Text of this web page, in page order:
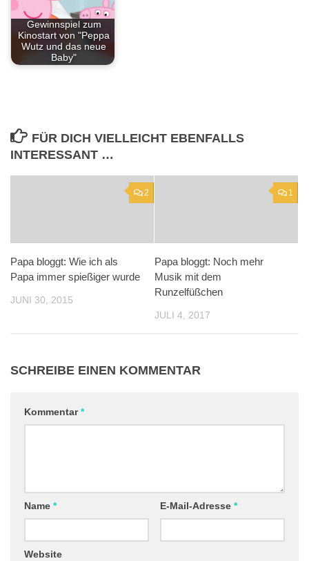
Gewinnspiel zum
Kinostart von "Peppa
Wutz und das neue
Baby"
FÜR DICH VIELLEICHT EBENFALLS
INTERESSANT …
2
Papa bloggt: Wie ich als
Papa immer spießiger wurde
JUNI 30, 2015
1
Papa bloggt: Noch mehr
Musik mit dem
Runzelfüßchen
JULI 4, 2017
SCHREIBE EINEN KOMMENTAR
Kommentar*
Name * E-Mail-Adresse *
Website